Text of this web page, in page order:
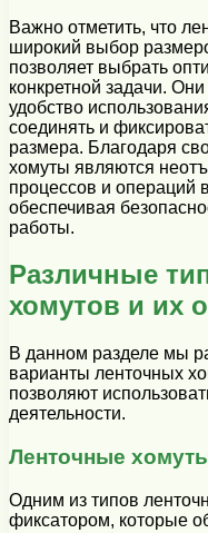
Важно отметить, что
широкий выбор
позволяет выбрать
конкретной задачи.
удобство
соединять и
размера. Благодаря
хомуты являются
процессов и операций
обеспечивая
работы.
Различные
хомутов и их
В данном разделе мы
варианты ленточных
позволяют
деятельности.
Ленточные
Одним из типов
фиксатором, которые